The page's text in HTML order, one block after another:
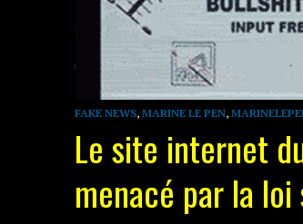
FAKE NEWS, MARINE LE PEN,
Le site internet
menacé par la